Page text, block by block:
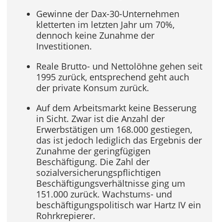
Gewinne der Dax-30-Unternehmen
kletterten im letzten Jahr um 70%,
dennoch keine Zunahme der
Investitionen.
Reale Brutto- und Nettolöhne gehen seit
1995 zurück, entsprechend geht auch
der private Konsum zurück.
Auf dem Arbeitsmarkt keine Besserung
in Sicht. Zwar ist die Anzahl der
Erwerbstätigen um 168.000 gestiegen,
das ist jedoch lediglich das Ergebnis der
Zunahme der geringfügigen
Beschäftigung. Die Zahl der
sozialversicherungspflichtigen
Beschäftigungsverhältnisse ging um
151.000 zurück. Wachstums- und
beschäftigungspolitisch war Hartz IV ein
Rohrkrepierer.